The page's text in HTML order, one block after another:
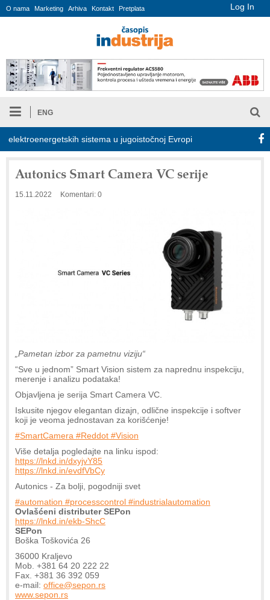
Log In
O nama Marketing Arhiva Kontakt Pretplata
ENG
sistema u jugoistočnoj Evropi
Autonics Smart Camera VC serije
15.11.2022 Komentari: 0
„Pametan izbor za pametnu viziju“
“Sve u jednom” Smart Vision sistem za naprednu inspekciju,
merenje i analizu podataka!
Objavljena je serija Smart Camera VC.
Iskusite njegov elegantan dizajn, odlične inspekcije i softver
koji je veoma jednostavan za korišćenje!
#SmartCamera #Reddot #Vision
Više detalja pogledajte na linku ispod:
https://lnkd.in/dxyjvY85
https://lnkd.in/evdfVbCy
Autonics - Za bolji, pogodniji svet
#automation #processcontrol #industrialautomation
Ovlašćeni distributer SEPon
https://lnkd.in/ekb-ShcC
SEPon
Boška Toškovića 26
36000 Kraljevo
Mob. +381 64 20 222 22
Fax. +381 36 392 059
e-mail: office@sepon.rs
www.sepon.rs